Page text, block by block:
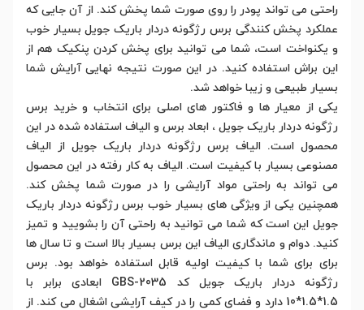
راحتی می تواند پودر را روی صورت شما پخش کند. از آن جایی که
عملکرد پخش کنندگی برس رژگونه دردار باریک جویل بسیار خوب
و یکنواخت است، شما می توانید برای پخش کردن پنکیک هم از
این براش استفاده کنید. در این صورت نتیجه نهایی آرایش شما
بسیار طبیعی و زیبا خواهد شد.
یکی از معیار ها و فاکتور های اصلی برای انتخاب و خرید برس
رژگونه دردار باریک جویل ، ابعاد برس و الیاف استفاده شده در این
محصول است. الیاف برس رژگونه دردار باریک جویل از الیاف
مصنوعی بسیار با کیفیت است. الیاف به کار رفته در این محصول
می تواند به راحتی مواد آرایشی را در صورت شما پخش کند.
همچنین یکی از ویژگی های بسیار خوب برس رژگونه دردار باریک
جویل این است که شما می توانید به راحتی آن را بشویید و تمیز
کنید. دوام و ماندگاری الیاف این برس بسیار بالا است و تا سال ها
برای برای شما با کیفیت اولیه قابل استفاده خواهد بود. برس
رژگونه دردار باریک جویل کد GBS-2035 ابعادی برابر با
1.5*1.5*10 دارد و فضای کمی را در کیف آرایشی اشغال می کند. از